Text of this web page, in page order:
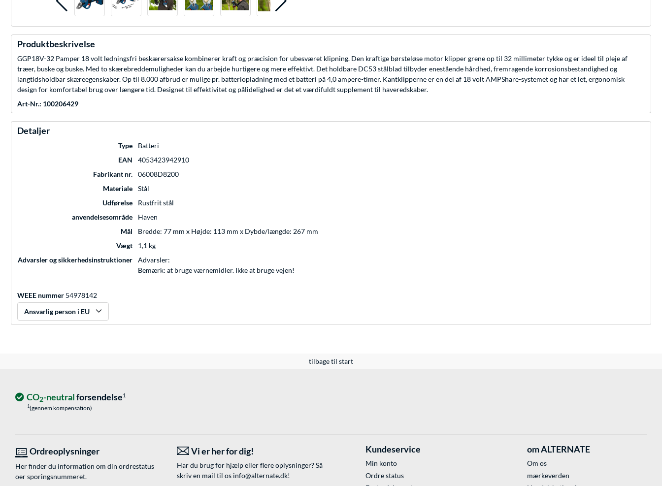
Produktbeskrivelse
GGP18V-32 Pamper 18 volt ledningsfri beskærersakse kombinerer kraft og præcision for ubesværet klipning. Den kraftige børsteløse motor klipper grene op til 32 millimeter tykke og er ideel til pleje af
træer, buske og buske. Med to skærebreddemuligheder kan du arbejde hurtigere og mere effektivt. Det holdbare DC53 stålblad tilbyder enestående hårdhed, fremragende korrosionsbestandighed og
langtidsholdbar skæreegenskaber. Op til 8.000 afbrud er mulige pr. batteriopladning med et batteri på 4,0 ampere-timer. Kantklipperne er en del af 18 volt AMPShare-systemet og har et let, ergonomisk
design for komfortabel brug over længere tid. Designet til effektivitet og pålidelighed er det et værdifuldt supplement til haveredskaber.
Art-Nr.: 100206429
Detaljer
Type
Batteri
EAN
4053423942910
Fabrikant nr.
06008D8200
Materiale
Stål
Udførelse
Rustfrit stål
anvendelsesområde
Haven
Mål
Bredde: 77 mm x Højde: 113 mm x Dybde/længde: 267 mm
Vægt
1,1 kg
Advarsler og sikkerhedsinstruktioner
Advarsler:
Bemærk: at bruge værnemidler. Ikke at bruge vejen!
WEEE nummer 54978142
Ansvarlig person i EU
tilbage til start
CO2-neutralforsendelse1
1(gennem kompensation)
Ordreoplysninger
Her finder du information om din ordrestatus
oer sporingsnummeret.
Vi er her for dig!
Har du brug for hjælp eller flere oplysninger? Så
skriv en mail til os info@alternate.dk!
Kundeservice
Min konto
Ordre status
om ALTERNATE
Om os
mærkeverden